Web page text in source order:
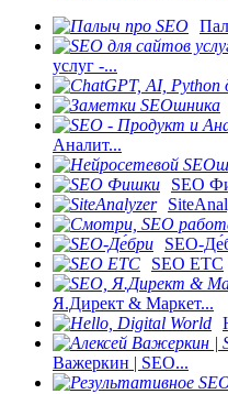
услуг -...
Аналит...
SEO
SEO-
SEO ETC
Я.Директ & Маркет...
Важеркин | SEO...